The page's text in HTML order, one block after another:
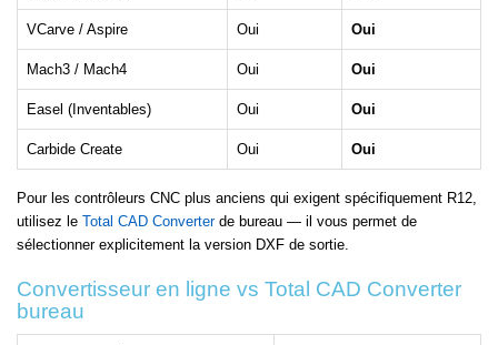
VCarve / Aspire Oui Oui
Mach3 / Mach4 Oui Oui
Easel (Inventables) Oui Oui
Carbide Create Oui Oui
Pour les contrôleurs CNC plus anciens qui exigent spécifiquement R12,
utilisez le Total CAD Converterde bureau — il vous permet de
sélectionner explicitement la version DXF de sortie.
Convertisseur en ligne vs Total CAD Converter
bureau